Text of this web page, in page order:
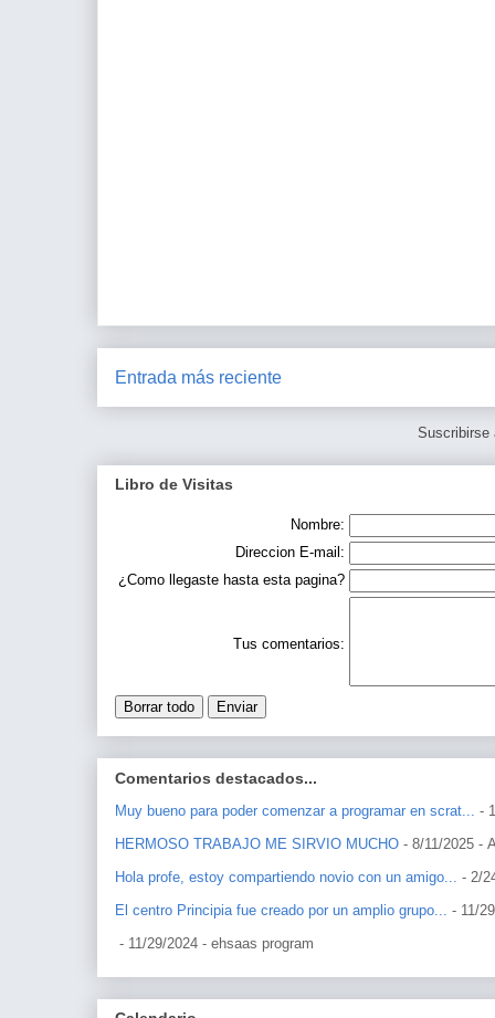
Entrada más reciente
Suscribirse
Libro de Visitas
Nombre:
Direccion E-mail:
¿Como llegaste hasta esta pagina?
Tus comentarios:
Comentarios destacados...
Muy bueno para poder comenzar a programar en scrat... -
HERMOSO TRABAJO ME SIRVIO MUCHO - 8/11/2025 -
Hola profe, estoy compartiendo novio con un amigo... - 2/
El centro Principia fue creado por un amplio grupo... - 11/
- 11/29/2024 - ehsaas program